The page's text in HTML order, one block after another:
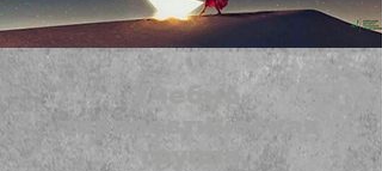
Учебно-
терапевтическая
группа